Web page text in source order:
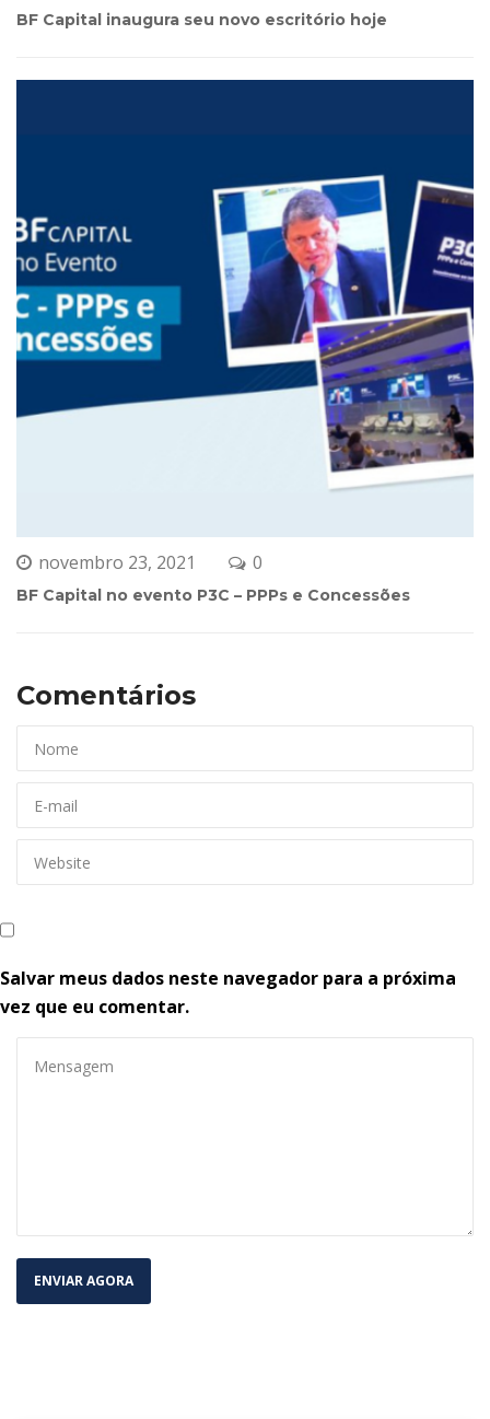
BF Capital inaugura seu novo escritório hoje
novembro 23, 2021 0
BF Capital no evento P3C – PPPs e Concessõe
Comentários
Salvar meus dados neste navegador para a próxima
vez que eu comentar.